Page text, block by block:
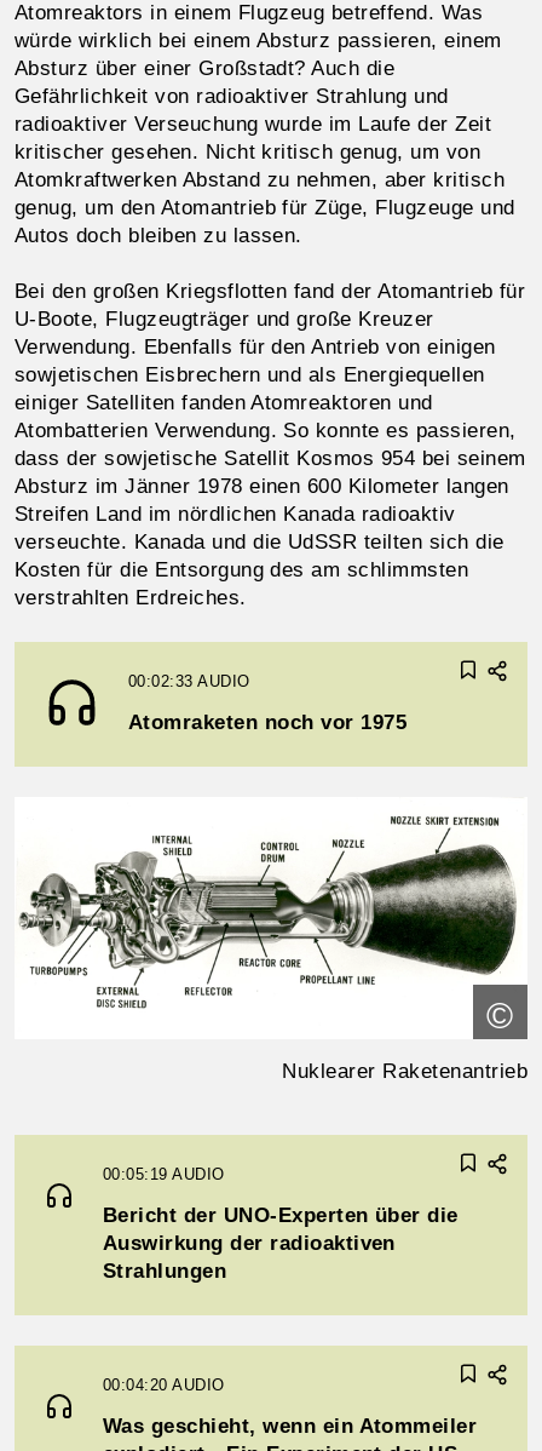
Atomreaktors in einem Flugzeug betreffend. Was
würde wirklich bei einem Absturz passieren, einem
Absturz über einer Großstadt? Auch die
Gefährlichkeit von radioaktiver Strahlung und
radioaktiver Verseuchung wurde im Laufe der Zeit
kritischer gesehen. Nicht kritisch genug, um von
Atomkraftwerken Abstand zu nehmen, aber kritisch
genug, um den Atomantrieb für Züge, Flugzeuge und
Autos doch bleiben zu lassen.
Bei den großen Kriegsflotten fand der Atomantrieb für
U-Boote, Flugzeugträger und große Kreuzer
Verwendung. Ebenfalls für den Antrieb von einigen
sowjetischen Eisbrechern und als Energiequellen
einiger Satelliten fanden Atomreaktoren und
Atombatterien Verwendung. So konnte es passieren,
dass der sowjetische Satellit Kosmos 954 bei seinem
Absturz im Jänner 1978 einen 600 Kilometer langen
Streifen Land im nördlichen Kanada radioaktiv
verseuchte. Kanada und die UdSSR teilten sich die
Kosten für die Entsorgung des am schlimmsten
verstrahlten Erdreiches.
00:02:33AUDIO
Atomraketen noch vor 1975
©
Nuklearer Raketenantrieb
00:05:19AUDIO
Bericht der UNO-Experten über die
Auswirkung der radioaktiven
Strahlungen
00:04:20AUDIO
Was geschieht, wenn ein Atommeiler